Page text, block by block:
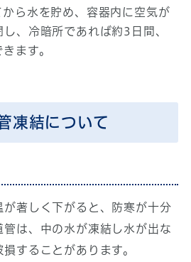
ら水を貯め、容器内に空気が
し、冷暗所であれば約3日間、
ます。
凍結について
が著しく下がると、防寒が十分
管は、中の水が凍結し水が出な
することがあります。